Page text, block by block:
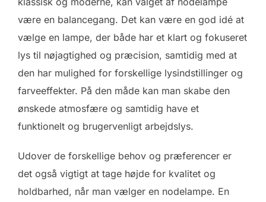
være en balancegang. Det kan være en god idé at
vælge en lampe, der både har et klart og fokuseret
lys til nøjagtighed og præcision, samtidig med at
den har mulighed for forskellige lysindstillinger og
farveeffekter. På den måde kan man skabe den
ønskede atmosfære og samtidig have et
funktionelt og brugervenligt arbejdslys.
Udover de forskellige behov og præferencer er
det også vigtigt at tage højde for kvalitet og
holdbarhed, når man vælger en nodelampe. En